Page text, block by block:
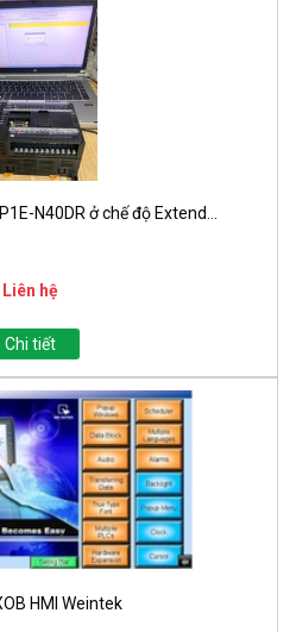
N40DR ở chế độ Extend...
Liên hệ
Chi tiết
HMI Weintek